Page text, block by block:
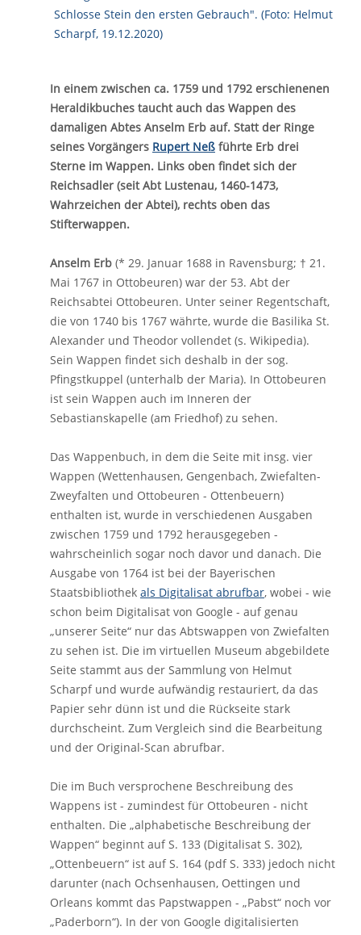
In einem zwischen ca. 1759 und 1792 erschienenen
Heraldikbuches taucht auch das Wappen des
damaligen Abtes Anselm Erb auf. Statt der Ringe
seines Vorgängers Rupert Neß führte Erb drei
Sterne im Wappen. Links oben findet sich der
Reichsadler (seit Abt Lustenau, 1460-1473,
Wahrzeichen der Abtei), rechts oben das
Stifterwappen.
Anselm Erb (* 29. Januar 1688 in Ravensburg; † 21.
Mai 1767 in Ottobeuren) war der 53. Abt der
Reichsabtei Ottobeuren. Unter seiner Regentschaft,
die von 1740 bis 1767 währte, wurde die Basilika St.
Alexander und Theodor vollendet (s. Wikipedia).
Sein Wappen findet sich deshalb in der sog.
Pfingstkuppel (unterhalb der Maria). In Ottobeuren
ist sein Wappen auch im Inneren der
Sebastianskapelle (am Friedhof) zu sehen.
Das Wappenbuch, in dem die Seite mit insg. vier
Wappen (Wettenhausen, Gengenbach, Zwiefalten-
Zweyfalten und Ottobeuren - Ottenbeuern)
enthalten ist, wurde in verschiedenen Ausgaben
zwischen 1759 und 1792 herausgegeben -
wahrscheinlich sogar noch davor und danach. Die
Ausgabe von 1764 ist bei der Bayerischen
Staatsbibliothek als Digitalisat abrufbar, wobei - wie
schon beim Digitalisat von Google - auf genau
„unserer Seite“ nur das Abtswappen von Zwiefalten
zu sehen ist. Die im virtuellen Museum abgebildete
Seite stammt aus der Sammlung von Helmut
Scharpf und wurde aufwändig restauriert, da das
Papier sehr dünn ist und die Rückseite stark
durchscheint. Zum Vergleich sind die Bearbeitung
und der Original-Scan abrufbar.
Die im Buch versprochene Beschreibung des
Wappens ist - zumindest für Ottobeuren - nicht
enthalten. Die „alphabetische Beschreibung der
Wappen“ beginnt auf S. 133 (Digitalisat S. 302),
„Ottenbeuern“ ist auf S. 164 (pdf S. 333) jedoch nicht
darunter (nach Ochsenhausen, Oettingen und
Orleans kommt das Papstwappen - „Pabst“ noch vor
„Paderborn“). In der von Google digitalisierten